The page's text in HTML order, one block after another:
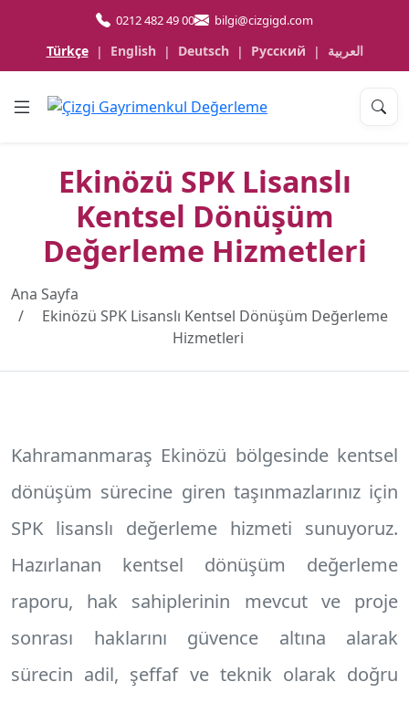
0212 482 49 00 bilgi@cizgigd.com
Türkçe | English | Deutsch | Русский | العربية
Ekinözü SPK Lisanslı
Kentsel Dönüşüm
Değerleme Hizmetleri
Ana Sayfa
Ekinözü SPK Lisanslı Kentsel Dönüşüm Değerleme
Hizmetleri
Kahramanmaraş Ekinözü bölgesinde kentsel
dönüşüm sürecine giren taşınmazlarınız için
SPK lisanslı değerleme hizmeti sunuyoruz.
Hazırlanan kentsel dönüşüm değerleme
raporu, hak sahiplerinin mevcut ve proje
sonrası haklarını güvence altına alarak
sürecin adil, şeffaf ve teknik olarak doğru